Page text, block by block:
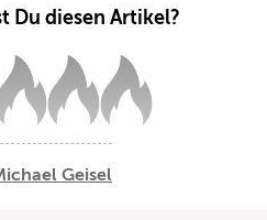
Du diesen Artikel?
Geisel